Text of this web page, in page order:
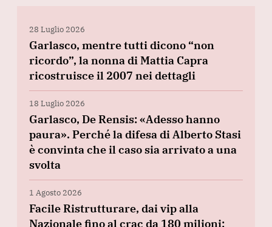
28 Luglio 2026
Garlasco, mentre tutti dicono “non
ricordo”, la nonna di Mattia Capra
ricostruisce il 2007 nei dettagli
18 Luglio 2026
Garlasco, De Rensis: «Adesso hanno
paura». Perché la difesa di Alberto Stasi
è convinta che il caso sia arrivato a una
svolta
1 Agosto 2026
Facile Ristrutturare, dai vip alla
Nazionale fino al crac da 180 milioni: